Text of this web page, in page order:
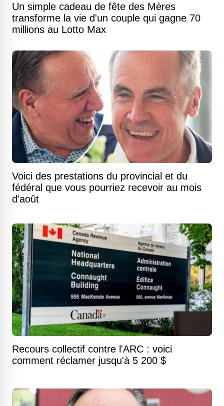
Un simple cadeau de fête des Mères
transforme la vie d'un couple qui gagne 70
millions au Lotto Max
Voici des prestations du provincial et du
fédéral que vous pourriez recevoir au mois
d'août
Recours collectif contre l'ARC : voici
comment réclamer jusqu'à 5 200 $